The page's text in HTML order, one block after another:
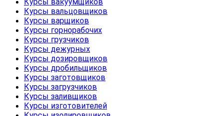
Курсы вальцовщиков
Курсы варщиков
Курсы горнорабочих
Курсы грузчиков
Курсы дежурных
Курсы дозировщиков
Курсы дробильщиков
Курсы заготовщиков
Курсы загрузчиков
Курсы заливщиков
Курсы изготовителей